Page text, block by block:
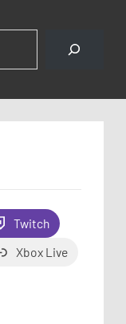
Twitch
Xbox Live